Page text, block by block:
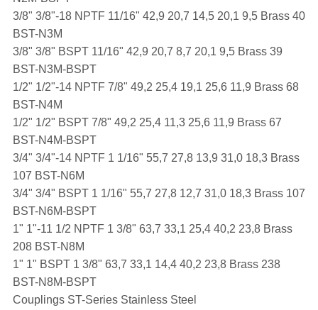
3/8" 3/8"-18 NPTF 11/16" 42,9 20,7 14,5 20,1 9,5 Brass 40
BST-N3M
3/8" 3/8" BSPT 11/16" 42,9 20,7 8,7 20,1 9,5 Brass 39
BST-N3M-BSPT
1/2" 1/2"-14 NPTF 7/8" 49,2 25,4 19,1 25,6 11,9 Brass 68
BST-N4M
1/2" 1/2" BSPT 7/8" 49,2 25,4 11,3 25,6 11,9 Brass 67
BST-N4M-BSPT
3/4" 3/4"-14 NPTF 1 1/16" 55,7 27,8 13,9 31,0 18,3 Brass
107 BST-N6M
3/4" 3/4" BSPT 1 1/16" 55,7 27,8 12,7 31,0 18,3 Brass 107
BST-N6M-BSPT
1" 1"-11 1/2 NPTF 1 3/8" 63,7 33,1 25,4 40,2 23,8 Brass
208 BST-N8M
1" 1" BSPT 1 3/8" 63,7 33,1 14,4 40,2 23,8 Brass 238
BST-N8M-BSPT
Couplings ST-Series Stainless Steel